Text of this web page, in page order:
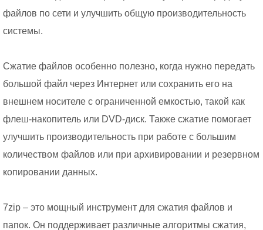
файлов по сети и улучшить общую производительность
системы.
Сжатие файлов особенно полезно, когда нужно передать
большой файл через Интернет или сохранить его на
внешнем носителе с ограниченной емкостью, такой как
флеш-накопитель или DVD-диск. Также сжатие помогает
улучшить производительность при работе с большим
количеством файлов или при архивировании и резервном
копировании данных.
7zip – это мощный инструмент для сжатия файлов и
папок. Он поддерживает различные алгоритмы сжатия,